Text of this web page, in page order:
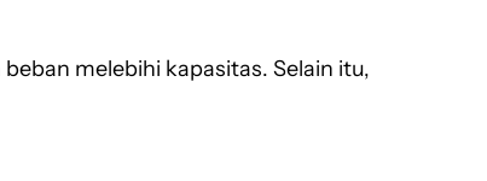
melebihi kapasitas. Selain itu,